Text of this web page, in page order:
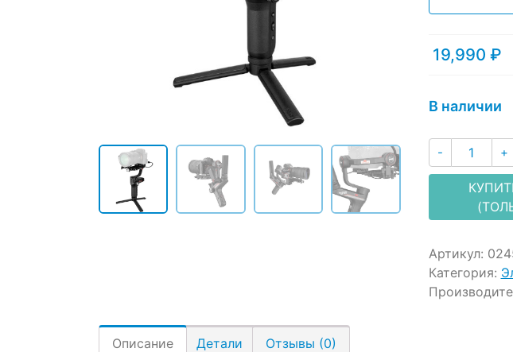
19,990 ₽
В наличии
- +
Артикул:
Категория:
Описание Детали Отзывы (0)